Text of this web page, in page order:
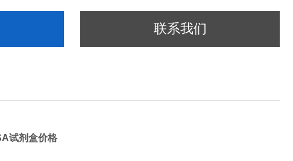
联系我们
试剂盒价格